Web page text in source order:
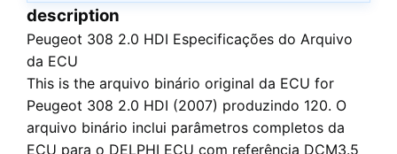
description
Peugeot 308 2.0 HDI Especificações do Arquivo
da ECU
This is the arquivo binário original da ECU for
Peugeot 308 2.0 HDI (2007) produzindo 120. O
arquivo binário inclui parâmetros completos da
ECU para o DELPHI ECU com referência DCM3.5